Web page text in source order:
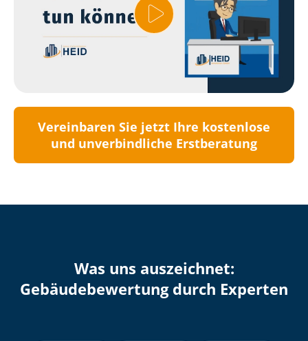
Vereinbaren Sie jetzt Ihre kostenlose
und unverbindliche Erstberatung
Was uns auszeichnet:
Ge­bäu­de­be­wer­tung durch Experten